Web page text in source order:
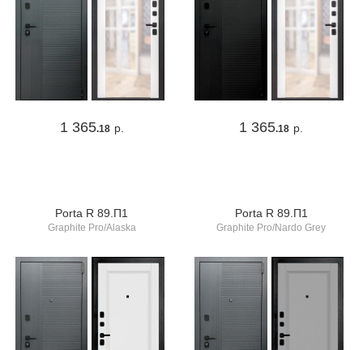
1 365.18 р. 1 365.18 р.
Porta R 89.П1
Graphite Pro/Alaska
Porta R 89.П1
Graphite Pro/Nardo Grey